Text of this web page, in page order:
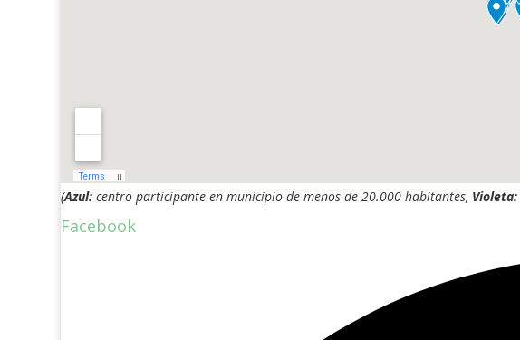
(Azul: centro participante en municipio de menos de 20.000 habitantes, Violeta:
Facebook